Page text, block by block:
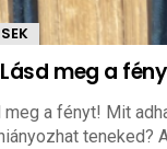
meg a
a fényt! Mit
teneked?